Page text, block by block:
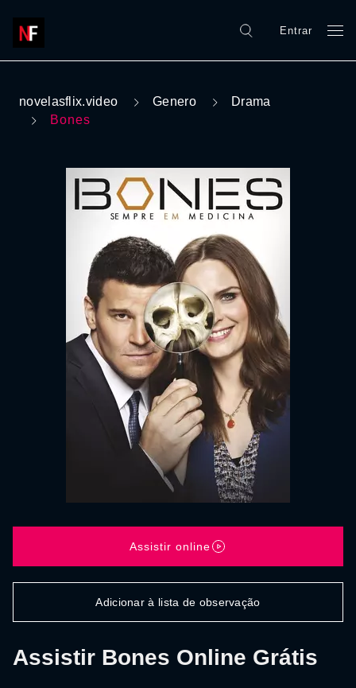
Entrar
novelasflix.video Genero
Drama
Bones
Assistir Bones Online Grátis
Assistir online
Adicionar à lista de observação